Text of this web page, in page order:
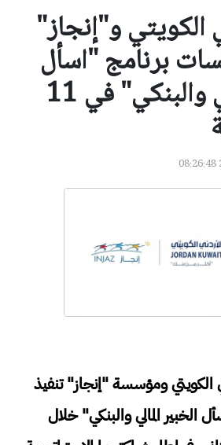
الكويتي و"إنجاز"
برنامج "اسأل
الخبير المالي والبنكي" في 11
الكويتي ومؤسسة "إنجاز" تنفيذ
المالي والبنكي" خلال